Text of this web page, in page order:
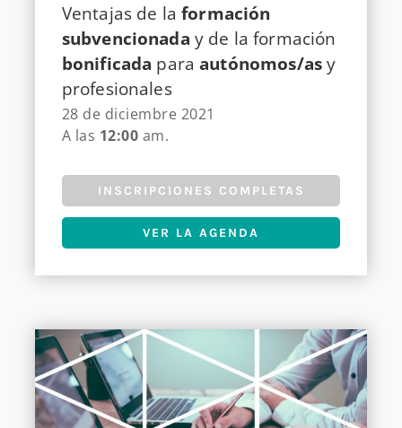
Ventajas de la formación
subvencionada y de la formación
bonificada para autónomos/asy
profesionales
28 de diciembre 2021
A las 12:00 am.
INSCRIPCIONES COMPLETAS
VER LA AGENDA